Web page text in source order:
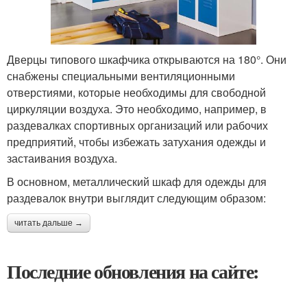
Дверцы типового шкафчика открываются на 180°. Они
снабжены специальными вентиляционными
отверстиями, которые необходимы для свободной
циркуляции воздуха. Это необходимо, например, в
раздевалках спортивных организаций или рабочих
предприятий, чтобы избежать затухания одежды и
застаивания воздуха.
В основном, металлический шкаф для одежды для
раздевалок внутри выглядит следующим образом:
читать дальше →
Последние обновления на сайте: